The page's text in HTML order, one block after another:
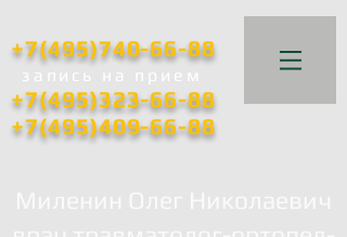
+7(495)740-66-88
запись на прием
+7(495)323-66-88
+7(495)409-66-88